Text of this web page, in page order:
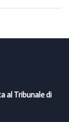
al Tribunale di